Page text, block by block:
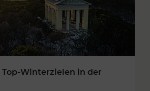
Winterzielen in der